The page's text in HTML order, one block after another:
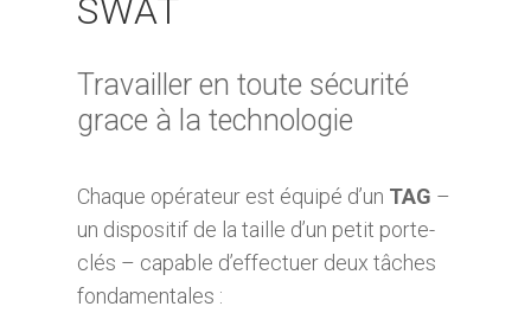
SWAT
Travailler en toute sécurité
grace à la technologie
Chaque opérateur est équipé d’un TAG –
un dispositif de la taille d’un petit porte-
clés – capable d’effectuer deux tâches
fondamentales :